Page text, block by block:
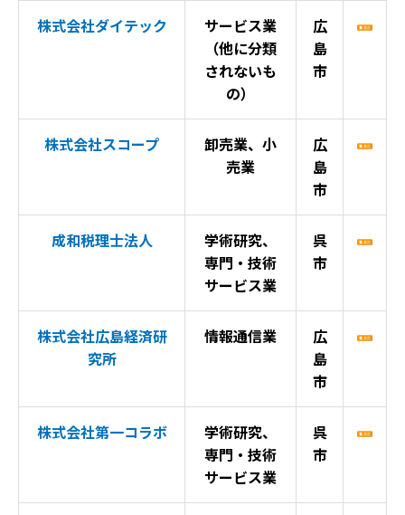
株式会社ダイテック
サービス業
（他に分類
されないも
の）
広
島
市
株式会社スコープ
卸売業、小
売業
広
島
市
成和税理士法人
学術研究、
専門・技術
サービス業
呉
市
株式会社広島経済研
究所
情報通信業
広
島
市
株式会社第一コラボ
学術研究、
専門・技術
サービス業
呉
市